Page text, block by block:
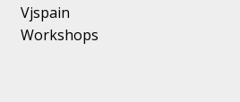
Vjspain
Workshops